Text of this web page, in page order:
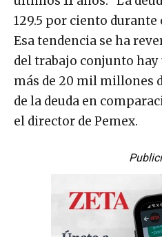
129.5 por ciento
Esa tendencia se ha
del trabajo conjunto
más de 20 mil millones
de la deuda en
el director de Pemex.